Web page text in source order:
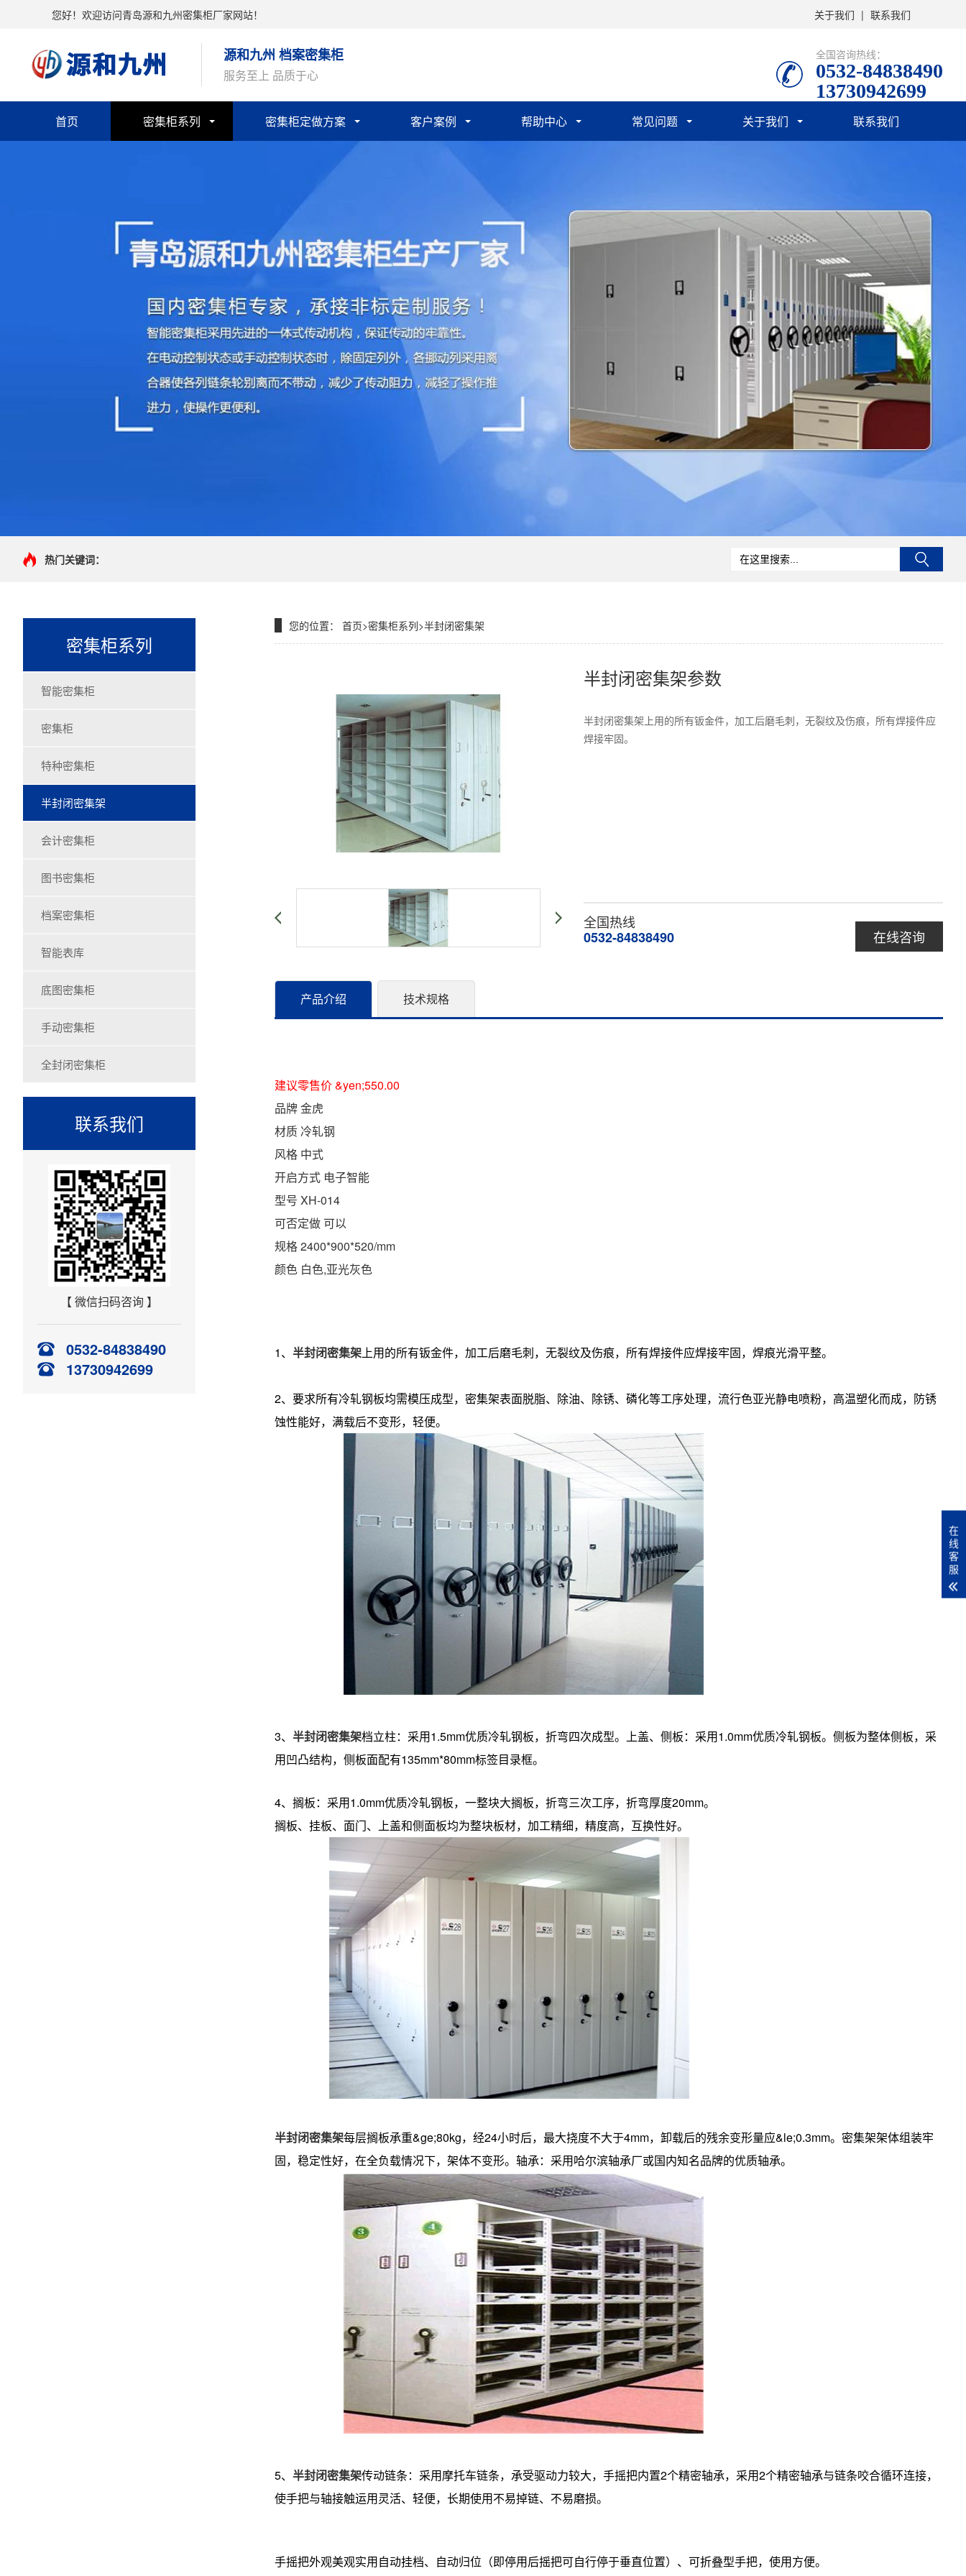
您好！欢迎访问青岛源和九州密集柜厂家网站！ 关于我们 | 联系我们
源和九州 档案密集柜
服务至上 品质于心
全国咨询热线：
0532-84838490
13730942699
首页 密集柜系列 密集柜定做方案 客户案例 帮助中心 常见问题 关于我们 联系我们
热门关键词：
密集柜系列
智能密集柜
密集柜
特种密集柜
半封闭密集架
会计密集柜
图书密集柜
档案密集柜
智能表库
底图密集柜
手动密集柜
全封闭密集柜
联系我们
【 微信扫码咨询 】
0532-84838490
13730942699
您的位置： 首页>密集柜系列>半封闭密集架
半封闭密集架参数
半封闭密集架上用的所有钣金件，加工后磨毛刺，无裂纹及伤痕，所有焊接件应
焊接牢固。
在线咨询
全国热线
0532-84838490
产品介绍 技术规格
建议零售价 &yen;550.00
品牌 金虎
材质 冷轧钢
风格 中式
开启方式 电子智能
型号 XH-014
可否定做 可以
规格 2400*900*520/mm
颜色 白色,亚光灰色
1、 半封闭密集架上用的所有钣金件，加工后磨毛刺，无裂纹及伤痕，所有焊接件应焊接牢固，焊痕光滑平整。
2、要求所有冷轧钢板均需模压成型，密集架表面脱脂、除油、除锈、磷化等工序处理，流行色亚光静电喷粉，高温塑化而成，防锈
蚀性能好，满载后不变形，轻便。
3、 半封闭密集架档立柱：采用1.5mm优质冷轧钢板，折弯四次成型。 上盖、侧板：采用1.0mm优质冷轧钢板。侧板为整体侧板，采
用凹凸结构，侧板面配有135mm*80mm标签目录框。
4、搁板：采用1.0mm优质冷轧钢板，一整块大搁板，折弯三次工序，折弯厚度20mm。
搁板、挂板、面门、上盖和侧面板均为整块板材，加工精细，精度高，互换性好。
半封闭密集架每层搁板承重&ge;80kg，经24小时后，最大挠度不大于4mm，卸载后的残余变形量应&le;0.3mm。密集架架体组装牢
固，稳定性好，在全负载情况下，架体不变形。轴承：采用哈尔滨轴承厂或国内知名品牌的优质轴承。
5、 半封闭密集架传动链条：采用摩托车链条，承受驱动力较大，手摇把内置2个精密轴承，采用2个精密轴承与链条咬合循环连接，
使手把与轴接触运用灵活、轻便，长期使用不易掉链、不易磨损。
手摇把外观美观实用自动挂档、自动归位（即停用后摇把可自行停于垂直位置）、可折叠型手把，使用方便。
在
线
客
服